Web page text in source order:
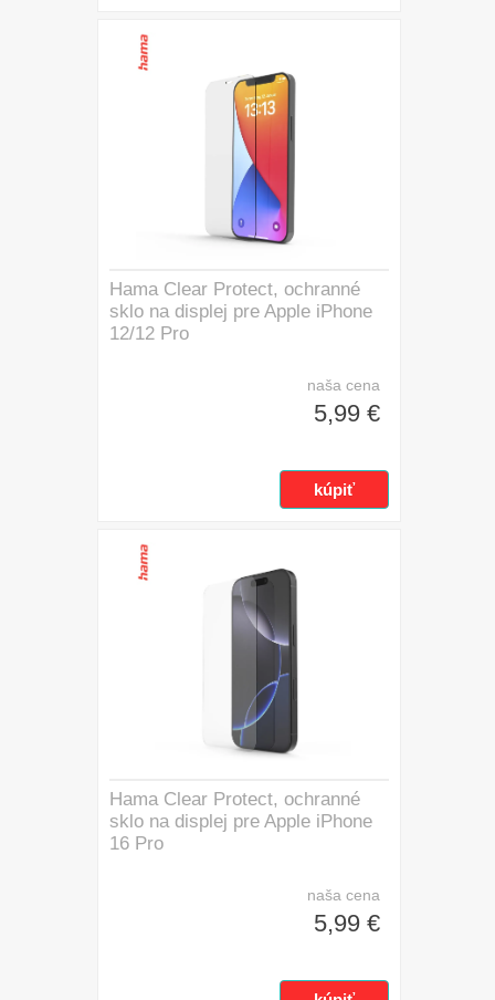
Hama Clear Protect, ochranné
sklo na displej pre Apple iPhone
12/12 Pro
naša cena
5,99 €
Hama Clear Protect, ochranné
sklo na displej pre Apple iPhone
16 Pro
naša cena
5,99 €